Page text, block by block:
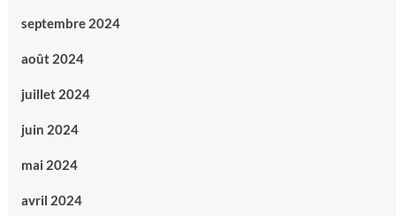
septembre 2024
août 2024
juillet 2024
juin 2024
mai 2024
avril 2024